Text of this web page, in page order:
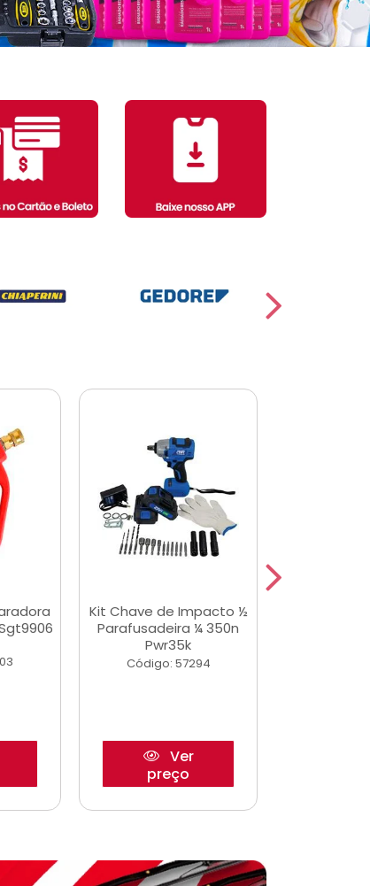
Kit Chave de Impacto ½
Parafusadeira ¼ 350n
Pwr35k
Código: 57294
Ver
preço